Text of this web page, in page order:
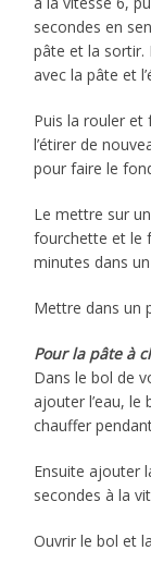
secondes en
pâte et la sortir.
avec la pâte et
Puis la rouler et
l’étirer de
pour faire le
Le mettre sur
fourchette et le
minutes dans
Mettre dans un
Pour la pâte à
Dans le bol de
ajouter l’eau, le
chauffer
Ensuite ajouter
secondes à la
Ouvrir le bol et